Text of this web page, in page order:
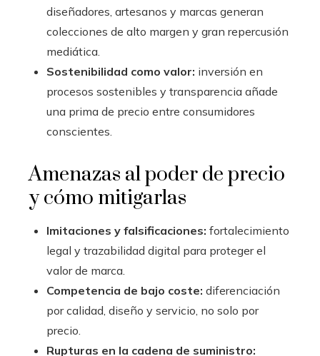
diseñadores, artesanos y marcas generan
colecciones de alto margen y gran repercusión
mediática.
Sostenibilidad como valor: inversión en
procesos sostenibles y transparencia añade
una prima de precio entre consumidores
conscientes.
Amenazas al poder de precio
y cómo mitigarlas
Imitaciones y falsificaciones: fortalecimiento
legal y trazabilidad digital para proteger el
valor de marca.
Competencia de bajo coste: diferenciación
por calidad, diseño y servicio, no solo por
precio.
Rupturas en la cadena de suministro: